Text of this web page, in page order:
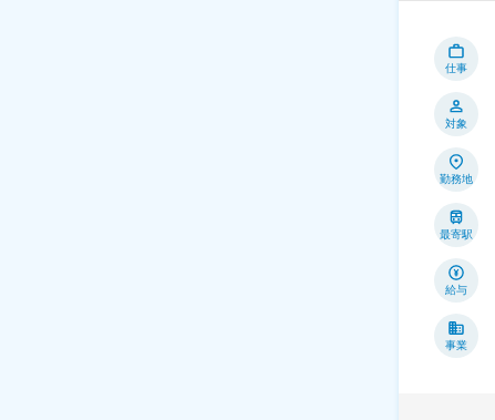
仕事
対象
勤務地
最寄駅
給与
事業